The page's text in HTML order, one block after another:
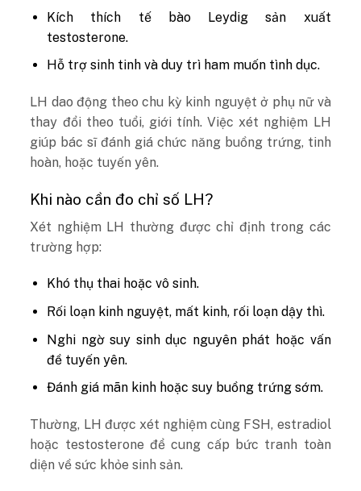
Kích thích tế bào Leydig sản xuất
testosterone.
Hỗ trợ sinh tinh và duy trì ham muốn tình dục.
LH dao động theo chu kỳ kinh nguyệt ở phụ nữ và
thay đổi theo tuổi, giới tính. Việc xét nghiệm LH
giúp bác sĩ đánh giá chức năng buồng trứng, tinh
hoàn, hoặc tuyến yên.
Khi nào cần đo chỉ số LH?
Xét nghiệm LH thường được chỉ định trong các
trường hợp:
Khó thụ thai hoặc vô sinh.
Rối loạn kinh nguyệt, mất kinh, rối loạn dậy thì.
Nghi ngờ suy sinh dục nguyên phát hoặc vấn
đề tuyến yên.
Đánh giá mãn kinh hoặc suy buồng trứng sớm.
Thường, LH được xét nghiệm cùng FSH, estradiol
hoặc testosterone để cung cấp bức tranh toàn
diện về sức khỏe sinh sản.